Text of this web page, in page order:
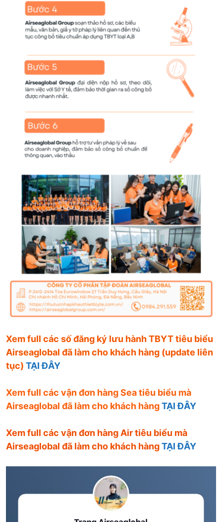
Xem full các số đăng ký lưu hành TBYT tiêu biểu
Airseaglobal đã làm cho khách hàng (update liên
tục) TẠI ĐÂY
Xem full các vận đơn hàng Sea tiêu biểu mà
Airseaglobal đã làm cho khách hàngTẠI ĐÂY
Xem full các vận đơn hàng Air tiêu biểu mà
Airseaglobal đã làm cho khách hàngTẠI ĐÂY